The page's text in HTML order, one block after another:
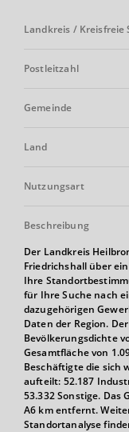
Landkreis / Kreisfreie
Postleitzahl
Gemeinde
Land
Nutzungsart
Beschreibung
Der Landkreis
Friedrichshall über
Ihre
für Ihre Suche nach
dazugehörigen
Daten der Region.
Bevölkerungsdichte
Gesamtfläche von
Beschäftigte die sich
aufteilt: 52.187
53.332 Sonstige. Das
A6 km entfernt.
Standortanalyse